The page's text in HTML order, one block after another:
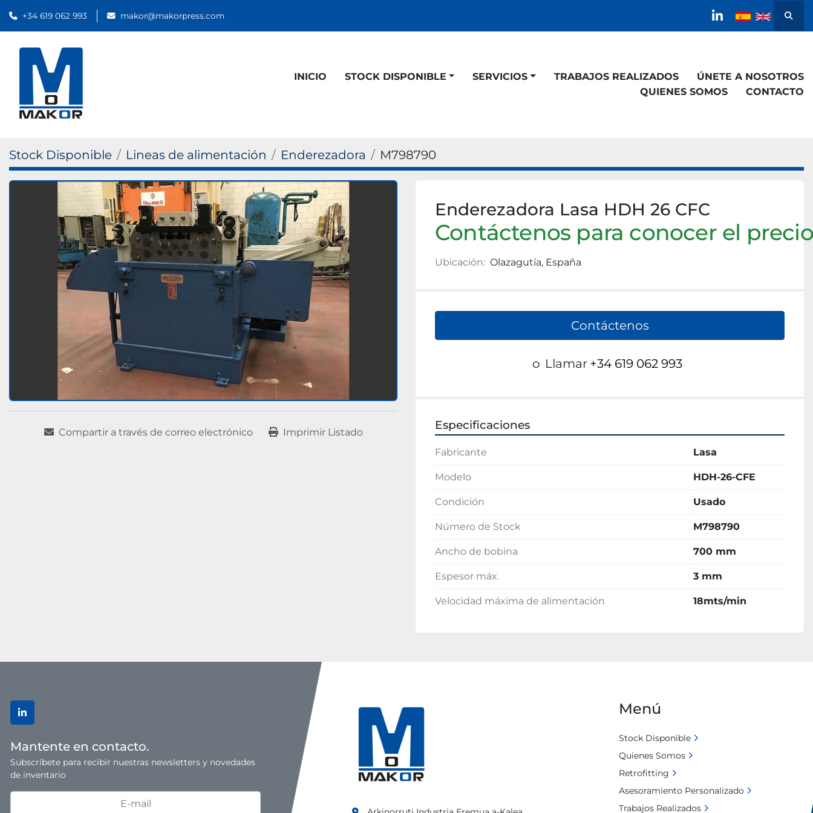
+34 619 062 993 makor@makorpress.com
linkedin
INICIO
STOCK DISPONIBLE
QUIENES SOMOS
SERVICIOS TRABAJOS REALIZADOS
ÚNETE A NOSOTROS
CONTACTO
Stock Disponible Lineas de alimentación Enderezadora M798790
Compartir a través de correo electrónico Imprimir Listado
Enderezadora Lasa HDH 26 CFC
Contáctenos para conocer el precio
Ubicación: Olazagutía, España
Contáctenos
o Llamar +34 619 062 993
Especificaciones
Fabricante Lasa
Modelo HDH-26-CFE
Condición Usado
Número de Stock M798790
Ancho de bobina 700 mm
Espesor máx. 3 mm
Velocidad máxima de alimentación 18mts/min
linkedin
Mantente en contacto.
Subscríbete para recibir nuestras newsletters y novedades
de inventario
Menú
Stock Disponible
Quienes Somos
Retrofitting
Asesoramiento Personalizado
Trabajos Realizados